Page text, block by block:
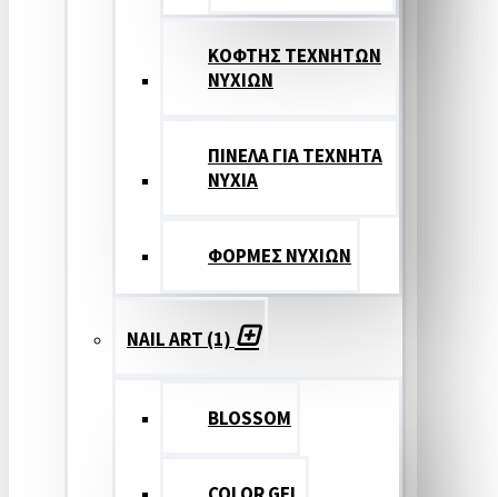
ΚΟΦΤΗΣ ΤΕΧΝΗΤΩΝ
ΝΥΧΙΩΝ
ΠΙΝΕΛΑ ΓΙΑ ΤΕΧΝΗΤΑ
ΝΥΧΙΑ
ΦΟΡΜΕΣ ΝΥΧΙΩΝ
NAIL ART (1)
BLOSSOM